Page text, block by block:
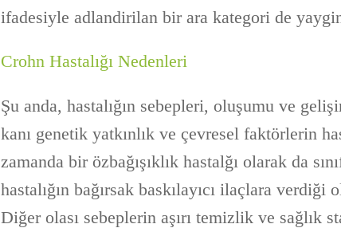
ifadesiyle adlandirilan bir ara kategori de
Crohn Hastalığı Nedenleri
Şu anda, hastalığın sebepleri, oluşumu ve
kanı genetik yatkınlık ve çevresel faktörlerin
zamanda bir özbağışıklık hastalğı olarak da
hastalığın bağırsak baskılayıcı ilaçlara verdiği
Diğer olası sebeplerin aşırı temizlik ve sağlık